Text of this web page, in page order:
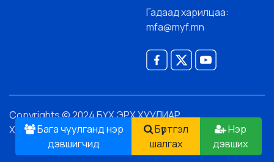
Бага чуулганд нэр
дэвшигчид
Бүртгэл
шалгах
Нэр
дэвших
Гадаад харилцаа:
mfa@myf.mn
Copyrights © 2024 БҮХ ЭРХ ХУУЛИАР
ХАМГААЛАГДСАН.